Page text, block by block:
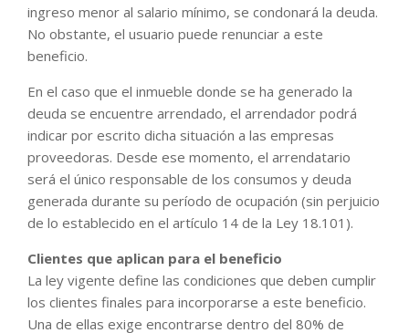
ingreso menor al salario mínimo, se condonará la deuda.
No obstante, el usuario puede renunciar a este
beneficio.
En el caso que el inmueble donde se ha generado la
deuda se encuentre arrendado, el arrendador podrá
indicar por escrito dicha situación a las empresas
proveedoras. Desde ese momento, el arrendatario
será el único responsable de los consumos y deuda
generada durante su período de ocupación (sin perjuicio
de lo establecido en el artículo 14 de la Ley 18.101).
Clientes que aplican para el beneficio
La ley vigente define las condiciones que deben cumplir
los clientes finales para incorporarse a este beneficio.
Una de ellas exige encontrarse dentro del 80% de